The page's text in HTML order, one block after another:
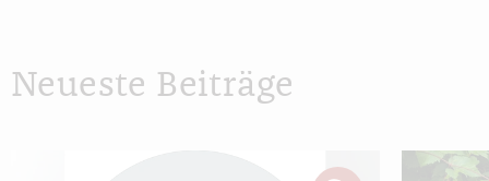
Neueste Beiträge